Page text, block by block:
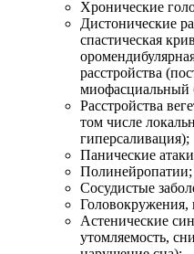
Хронические
Дистонические
спастическая
расстройства
миофасциальный
Расстройства
том числе
гиперсаливация);
Панические
Полинейропатии;
Сосудистые
Астенические
утомляемость,